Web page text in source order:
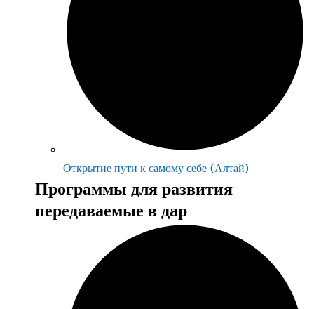
Открытие пути к самому себе (Алтай)
Программы для развития
передаваемые в дар